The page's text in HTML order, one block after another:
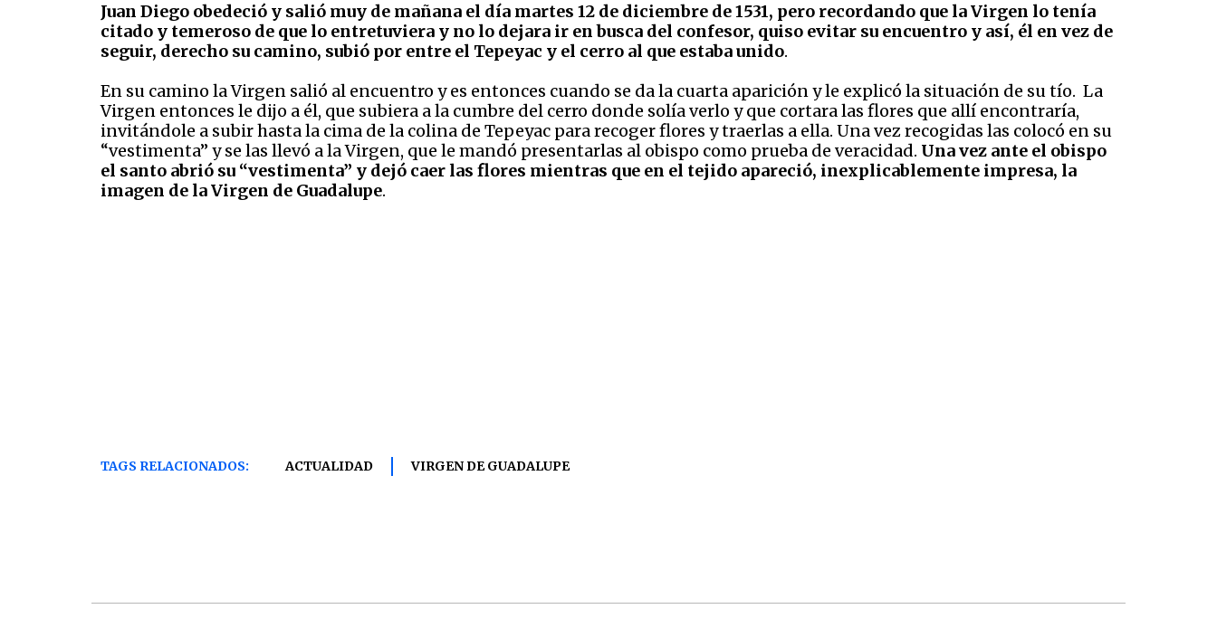
Juan Diego obedeció y salió muy de mañana el día martes 12 de diciembre de 1531, pero recordando que la Virgen lo tenía
citado y temeroso de que lo entretuviera y no lo dejara ir en busca del confesor, quiso evitar su encuentro y así, él en vez de
seguir, derecho su camino, subió por entre el Tepeyac y el cerro al que estaba unido.
En su camino la Virgen salió al encuentro y es entonces cuando se da la cuarta aparición y le explicó la situación de su tío. La
Virgen entonces le dijo a él, que subiera a la cumbre del cerro donde solía verlo y que cortara las flores que allí encontraría,
invitándole a subir hasta la cima de la colina de Tepeyac para recoger flores y traerlas a ella. Una vez recogidas las colocó en su
“vestimenta” y se las llevó a la Virgen, que le mandó presentarlas al obispo como prueba de veracidad. Una vez ante el obispo
el santo abrió su “vestimenta” y dejó caer las flores mientras que en el tejido apareció, inexplicablemente impresa, la
imagen de la Virgen de Guadalupe.
TAGS RELACIONADOS: ACTUALIDAD VIRGEN DE GUADALUPE